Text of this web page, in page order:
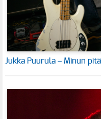
Jukka Puurula – Minun